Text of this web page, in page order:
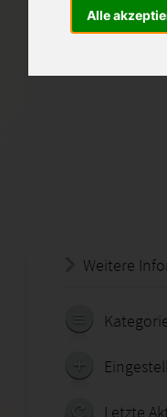
Alle
Weitere
Letzte